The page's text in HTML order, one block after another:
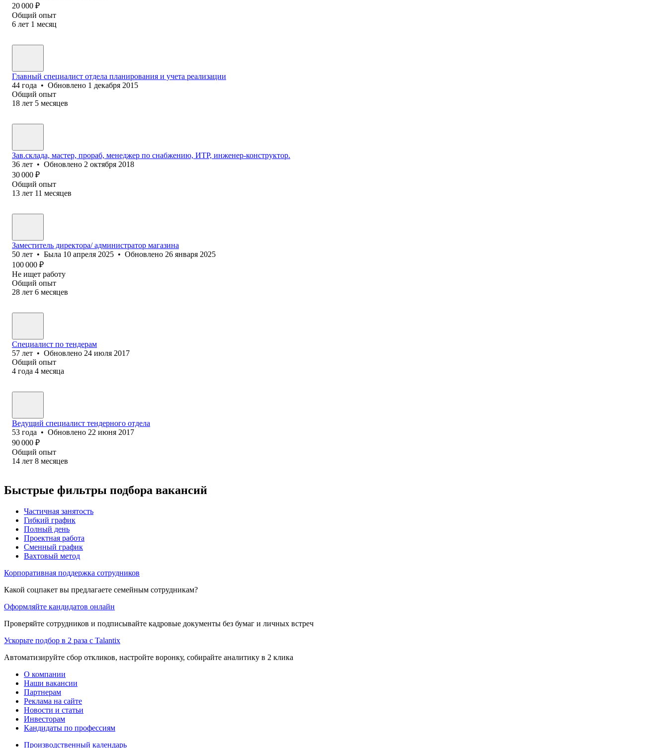
20 000 ₽
Общий опыт
6 лет 1 месяц
Главный специалист отдела планирования и учета реализации
44 года • Обновлено 1 декабря 2015
Общий опыт
18 лет 5 месяцев
Зав.склада, мастер, прораб, менеджер по снабжению, ИТР, инженер-конструктор.
36 лет • Обновлено 2 октября 2018
30 000 ₽
Общий опыт
13 лет 11 месяцев
Заместитель директора/ администратор магазина
50 лет • Была 10 апреля 2025 • Обновлено 26 января 2025
100 000 ₽
Не ищет работу
Общий опыт
28 лет 6 месяцев
Специалист по тендерам
57 лет • Обновлено 24 июля 2017
Общий опыт
4 года 4 месяца
Ведущий специалист тендерного отдела
53 года • Обновлено 22 июня 2017
90 000 ₽
Общий опыт
14 лет 8 месяцев
Быстрые фильтры подбора вакансий
Частичная занятость
Гибкий график
Полный день
Проектная работа
Сменный график
Вахтовый метод
Корпоративная поддержка сотрудников
Какой соцпакет вы предлагаете семейным сотрудникам?
Оформляйте кандидатов онлайн
Проверяйте сотрудников и подписывайте кадровые документы без бумаг и личных встреч
Ускорьте подбор в 2 раза с Talantix
Автоматизируйте сбор откликов, настройте воронку, собирайте аналитику в 2 клика
О компании
Наши вакансии
Партнерам
Реклама на сайте
Новости и статьи
Инвесторам
Кандидаты по профессиям
Производственный календарь